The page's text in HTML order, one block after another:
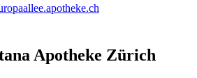
Apotheke Zürich